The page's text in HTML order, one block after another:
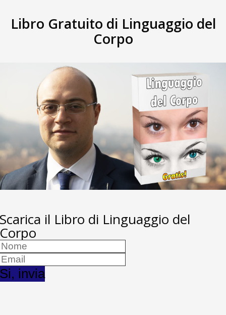
Libro Gratuito di Linguaggio del
Corpo
​Scarica il ​Libro di Linguaggio del
Corpo
​S​i, invia